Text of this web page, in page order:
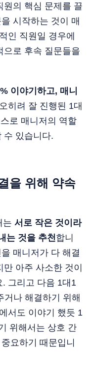
원의 핵심 문제를 끌
시작하는 것이 매
인 직원일 경우에
으로 후속 질문들을
이야기하고, 매니
히려 잘 진행된 1대
로 매니저의 역할
수 있습니다.
을 위해 약속
는 서로 작은 것이라
는 것을 추천 합니
매니저가 다 해결
아주 사소한 것이
그리고 다음 1대1
거나 해결하기 위해
서도 이야기 했듯 1
위해서는 상호 간
요하기 때문입니